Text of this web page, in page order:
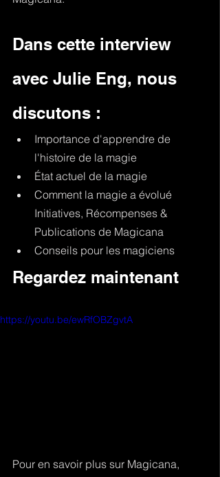
Dans cette interview
avec Julie Eng, nous
discutons :
Importance d'apprendre de
l'histoire de la magie
État actuel de la magie
Comment la magie a évolué
Initiatives, Récompenses &
Publications de Magicana
Conseils pour les magiciens
Regardez maintenant
https://youtu.be/ewRfOBZgvtA
Pour en savoir plus sur Magicana,